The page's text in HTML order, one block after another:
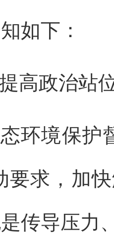
如下：
高政治站
环境保护
要求，加
传导压力